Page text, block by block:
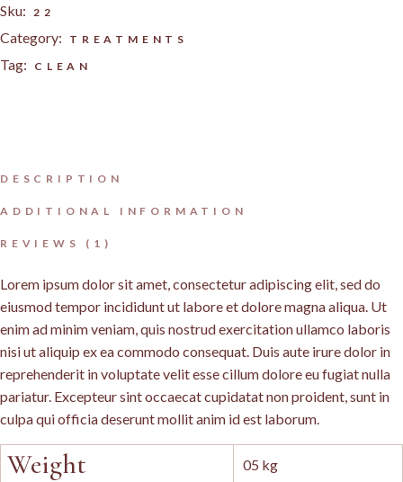
Sku: 22
Category: TREATMENTS
Tag: CLEAN
DESCRIPTION
ADDITIONAL INFORMATION
REVIEWS (1)
Lorem ipsum dolor sit amet, consectetur adipiscing elit, sed do
eiusmod tempor incididunt ut labore et dolore magna aliqua. Ut
enim ad minim veniam, quis nostrud exercitation ullamco laboris
nisi ut aliquip ex ea commodo consequat. Duis aute irure dolor in
reprehenderit in voluptate velit esse cillum dolore eu fugiat nulla
pariatur. Excepteur sint occaecat cupidatat non proident, sunt in
culpa qui officia deserunt mollit anim id est laborum.
Weight 05 kg